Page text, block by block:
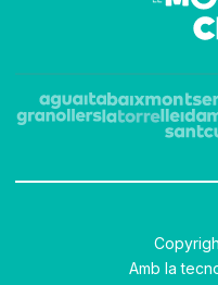
Amb la